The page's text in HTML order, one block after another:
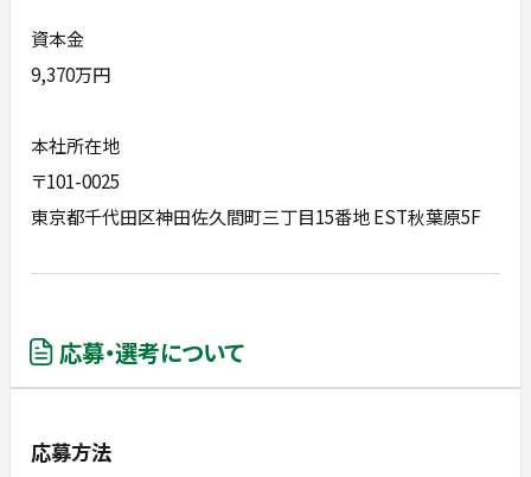
資本金
9,370万円
本社所在地
〒101-0025
東京都千代田区神田佐久間町三丁目15番地 EST秋葉原5F
応募・選考について
応募方法